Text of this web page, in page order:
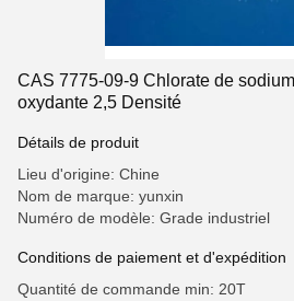
CAS 7775-09-9 Chlorate de
oxydante 2,5 Densité
Détails de produit
Lieu d'origine: Chine
Nom de marque: yunxin
Numéro de modèle: Grade industriel
Conditions de paiement et d'expédition
Quantité de commande min: 20T